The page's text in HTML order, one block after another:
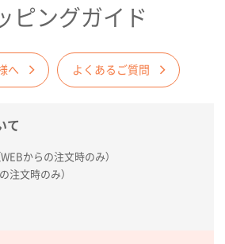
ピングガイド
へ よくあるご質問
て
からの注文時のみ）
注文時のみ）